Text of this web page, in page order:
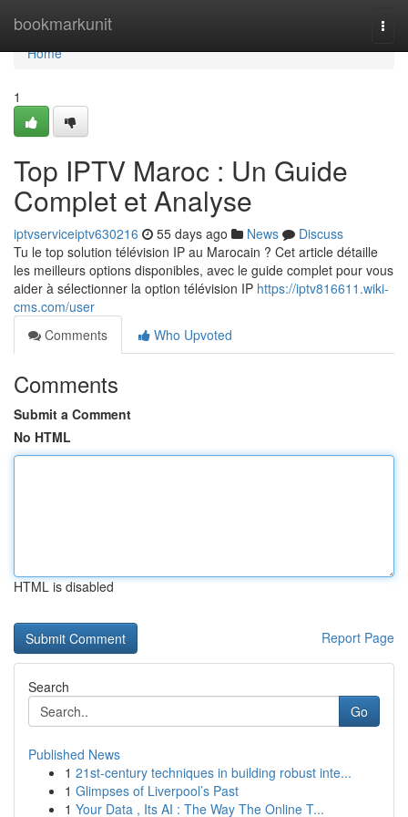
bookmarkunit
Home
Home
1
Top IPTV Maroc : Un Guide
Complet et Analyse
iptvserviceiptv630216 55 days ago News
Discuss
Tu le top solution télévision IP au Marocain ? Cet article détaille
les meilleurs options disponibles, avec le guide complet pour vous
aider à sélectionner la option télévision IP https://iptv816611.wiki-
cms.com/user
Comments
Who Upvoted
Comments
Submit a Comment
No HTML
HTML is disabled
Report Page
Search
Go
Published News
1 21st-century techniques in building robust inte...
1 Glimpses of Liverpool’s Past
1 Your Data , Its AI : The Way The Online T...